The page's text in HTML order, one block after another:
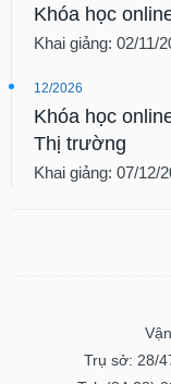
Khóa học
Khai giảng: 02/11/
12/2026
Khóa học
Thị trường
Khai giảng: 07/12/
Trụ sở: 28/